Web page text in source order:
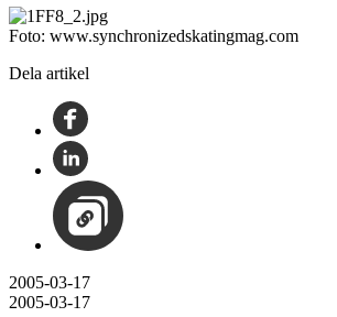
Foto: www.synchronizedskatingmag.com
Dela artikel
2005-03-17
2005-03-17